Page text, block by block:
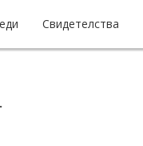
Свидетелства